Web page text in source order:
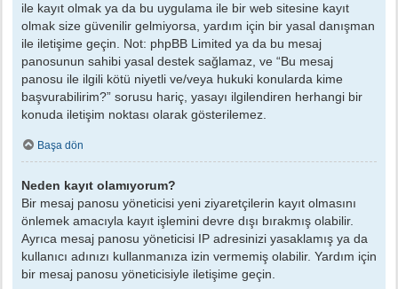
ile kayıt olmak ya da bu uygulama ile bir web sitesine kayıt
olmak size güvenilir gelmiyorsa, yardım için bir yasal danışman
ile iletişime geçin. Not: phpBB Limited ya da bu mesaj
panosunun sahibi yasal destek sağlamaz, ve “Bu mesaj
panosu ile ilgili kötü niyetli ve/veya hukuki konularda kime
başvurabilirim?” sorusu hariç, yasayı ilgilendiren herhangi bir
konuda iletişim noktası olarak gösterilemez.
Başa dön
Neden kayıt olamıyorum?
Bir mesaj panosu yöneticisi yeni ziyaretçilerin kayıt olmasını
önlemek amacıyla kayıt işlemini devre dışı bırakmış olabilir.
Ayrıca mesaj panosu yöneticisi IP adresinizi yasaklamış ya da
kullanıcı adınızı kullanmanıza izin vermemiş olabilir. Yardım için
bir mesaj panosu yöneticisiyle iletişime geçin.